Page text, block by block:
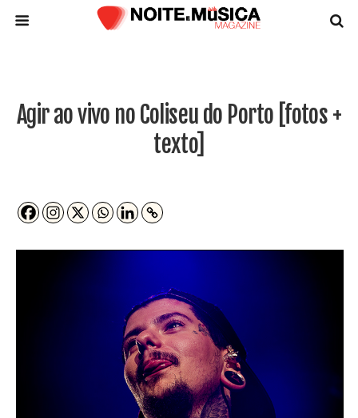
Agir ao vivo no Coliseu do Porto [fotos +
texto]